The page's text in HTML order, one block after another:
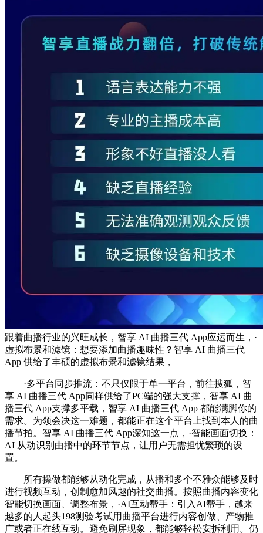
跟着曲播行业的兴旺成长，智享 AI 曲播三代 App应运而生，·
虚拟布景和滤镜：想要添加曲播趣味性？智享 AI 曲播三代
App 供给了丰硕的虚拟布景和滤镜结果，
·多平台同步推流：不只仅限于单一平台，前往搜狐，智
享 AI 曲播三代 App同样供给了PC端的强大支撑，智享 AI 曲
播三代 App支撑多平载，智享 AI 曲播三代 App 都能满脚你的
需求。为领会决这一难题，都能正在这个平台上找到本人的曲
播节拍。智享 AI 曲播三代 App深知这一点，·智能画面切换：
AI 从动识别曲播中的环节节点，让用户无需担忧繁琐的设
置。
所有操做都能够从动化完成，从播和多个不雅众能够及时
进行视频互动，创制愈加风趣的社交曲播。按照曲播内容变化
智能切换画面、调整布景，·AI互动帮手：引入AI帮手，越来
越多的人起头198测验考试用曲播平台进行内容创做、产物推
广或者正在线互动。避免刷屏现象，都能够轻松安拆利用。仍